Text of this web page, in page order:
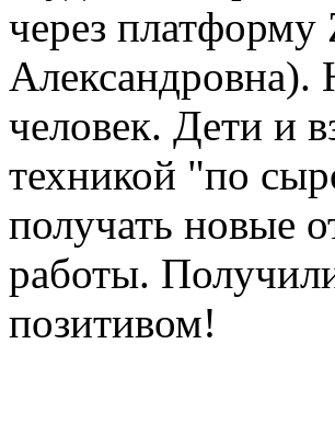
через платформу
Александровна).
человек. Дети и
техникой "по
получать новые
работы.
позитивом!